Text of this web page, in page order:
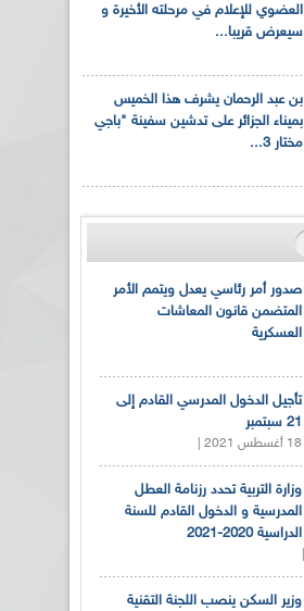
العضوي للإعلام في مرحلته الأخيرة و
سيعرض قريبا...
بن عبد الرحمان يشرف هذا الخميس
بميناء الجزائر على تدشين سفينة "باجي
مختار 3...
صدور أمر رئاسي يعدل ويتمم الأمر
المتضمن قانون المعاشات
العسكرية
تأجيل الدخول المدرسي القادم إلى
21 سبتمبر
18 أغسطس 2021 |
وزارة التربية تحدد رزنامة العطل
المدرسية و الدخول القادم للسنة
الدراسية 2020-2021
وزير السكن ينصب اللجنة التقنية